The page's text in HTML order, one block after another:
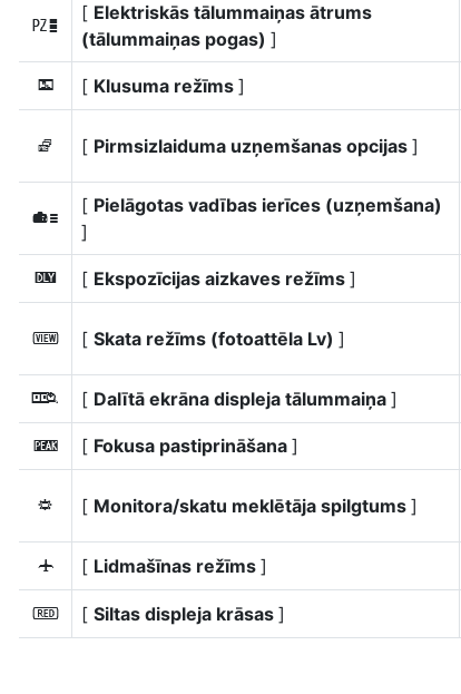
v
[ Elektriskās tālummaiņas ātrums
(tālummaiņas pogas) ]
L [ Klusuma režīms ]
j [ Pirmsizlaiduma uzņemšanas opcijas ]
w
[ Pielāgotas vadības ierīces (uzņemšana)
]
z [ Ekspozīcijas aizkaves režīms ]
m [ Skata režīms (fotoattēla Lv) ]
z [ Dalītā ekrāna displeja tālummaiņa ]
W [ Fokusa pastiprināšana ]
3 [ Monitora/skatu meklētāja spilgtums ]
u [ Lidmašīnas režīms ]
v [ Siltas displeja krāsas ]